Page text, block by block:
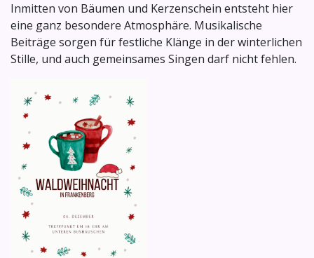
Inmitten von Bäumen und Kerzenschein entsteht hier
eine ganz besondere Atmosphäre. Musikalische
Beiträge sorgen für festliche Klänge in der winterlichen
Stille, und auch gemeinsames Singen darf nicht fehlen.